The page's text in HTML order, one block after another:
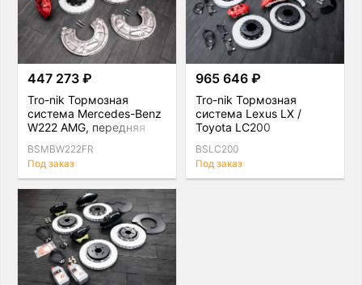
447 273 ₽
Tro-nik Тормозная
система Mercedes-Benz
W222 AMG, передняя
BSMBW222FR
Под заказ
965 646 ₽
Tro-nik Тормозная
система Lexus LX /
Toyota LC200
BSLC200
Под заказ